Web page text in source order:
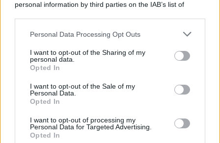
personal information by third parties on the IAB’s list of
This information may also be disclosed by us to third parties
disclose it to other third parties.
Personal Data Processing Opt Outs
I want to opt-out of the Sharing of my
personal data.
Opted In
I want to opt-out of the Sale of my
Personal Data.
Opted In
I want to opt-out of processing my
Personal Data for Targeted Advertising.
Opted In